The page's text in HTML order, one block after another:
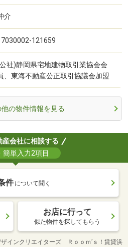
介
121659
社)静岡県宅地建物取引業協会会
、東海不動産公正取引協議会加盟
の物件情報を見る
産会社に相談する
簡単入力2項目
件 について聞く
お店に行って
似た物件を探してもらう
ザインクリエイターズ Ｒｏｏｍ’ｓ！賃貸浜